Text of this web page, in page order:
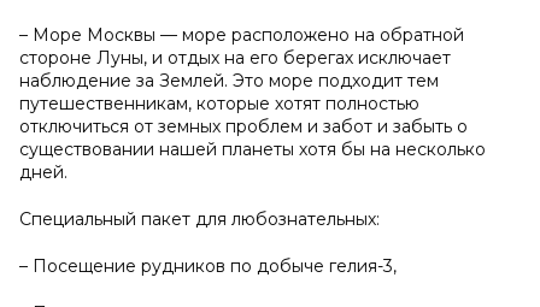
– Море Москвы — море расположено на обратной
стороне Луны, и отдых на его берегах исключает
наблюдение за Землей. Это море подходит тем
путешественникам, которые хотят полностью
отключиться от земных проблем и забот и забыть о
существовании нашей планеты хотя бы на несколько
дней.
Специальный пакет для любознательных:
– Посещение рудников по добыче гелия-3,